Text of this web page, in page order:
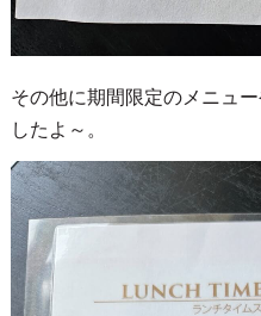
その他に期間限定のメニュ
したよ～。